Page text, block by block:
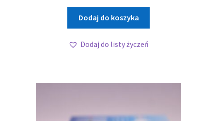
Dodaj do koszyka
Dodaj do listy życzeń